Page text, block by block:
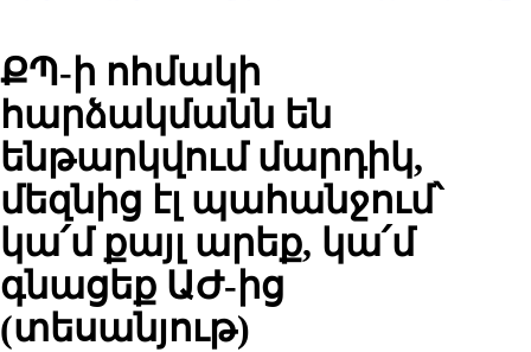
ՔՊ-ի ոհմակի
հարձակմանն են
ենթարկվում մարդիկ,
մեզնից էլ պահանջում՝
կա՛մ քայլ արեք, կա՛մ
գնացեք ԱԺ-ից
(տեսանյութ)